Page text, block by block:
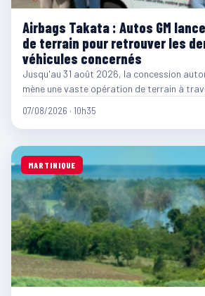
Airbags Takata : Autos GM
de terrain pour retrouver les
véhicules concernés
Jusqu'au 31 août 2026, la concession
mène une vaste opération de terrain à
07/08/2026 · 10h35
MARTINIQUE